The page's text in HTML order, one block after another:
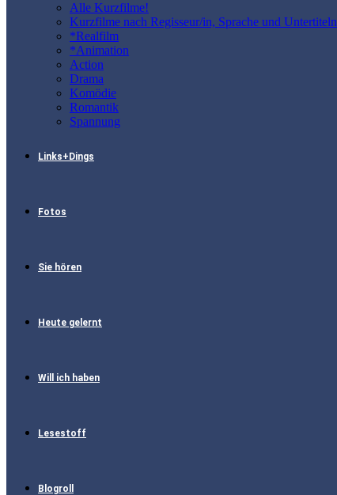
Alle Kurzfilme!
Kurzfilme nach Regisseur/in, Sprache und Untertiteln
*Realfilm
*Animation
Action
Drama
Komödie
Romantik
Spannung
Links+Dings
Fotos
Sie hören
Heute gelernt
Will ich haben
Lesestoff
Blogroll